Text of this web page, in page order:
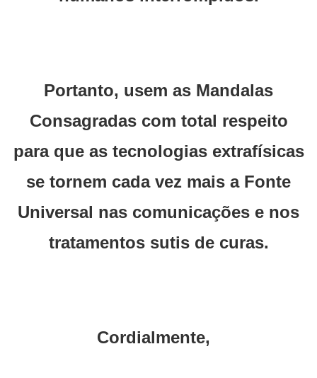
Portanto, usem as Mandalas
Consagradas com total respeito
para que as tecnologias extrafísicas
se tornem cada vez mais a Fonte
Universal nas comunicações e nos
tratamentos sutis de curas.
Cordialmente,